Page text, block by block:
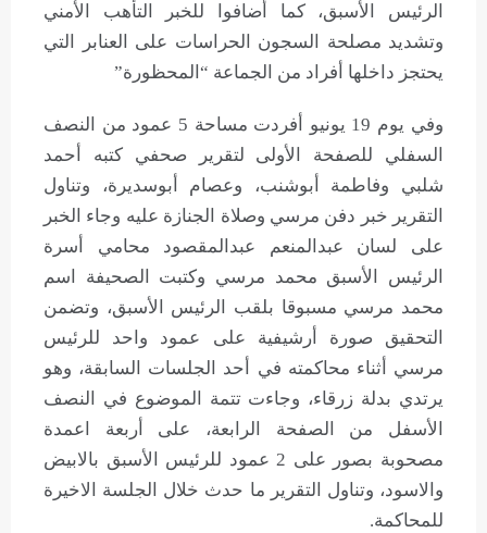
الرئيس الأسبق، كما أضافوا للخبر التأهب الأمني
وتشديد مصلحة السجون الحراسات على العنابر التي
يحتجز داخلها أفراد من الجماعة “المحظورة”
وفي يوم 19 يونيو أفردت مساحة 5 عمود من النصف
السفلي للصفحة الأولى لتقرير صحفي كتبه أحمد
شلبي وفاطمة أبوشنب، وعصام أبوسديرة، وتناول
التقرير خبر دفن مرسي وصلاة الجنازة عليه وجاء الخبر
على لسان عبدالمنعم عبدالمقصود محامي أسرة
الرئيس الأسبق محمد مرسي وكتبت الصحيفة اسم
محمد مرسي مسبوقا بلقب الرئيس الأسبق، وتضمن
التحقيق صورة أرشيفية على عمود واحد للرئيس
مرسي أثناء محاكمته في أحد الجلسات السابقة، وهو
يرتدي بدلة زرقاء، وجاءت تتمة الموضوع في النصف
الأسفل من الصفحة الرابعة، على أربعة اعمدة
مصحوبة بصور على 2 عمود للرئيس الأسبق بالابيض
والاسود، وتناول التقرير ما حدث خلال الجلسة الاخيرة
للمحاكمة.